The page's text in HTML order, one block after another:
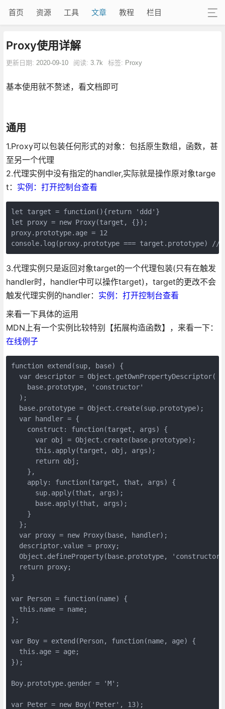
首页 资源 工具 文章 教程 栏目
Proxy使用详解
更新日期: 2020-09-10 阅读: 3.7k 标签: Proxy
基本使用就不赘述，看文档即可
通用
1.Proxy可以包装任何形式的对象：包括原生数组，函数，甚
至另一个代理
2.代理实例中没有指定的handler,实际就是操作原对象targe
t： 实例：打开控制台查看
let target = function(){return 'ddd'}
let proxy = new Proxy(target, {});
proxy.prototype.age = 12
3.代理实例只是返回对象target的一个代理包装(只有在触发
handler时，handler中可以操作target)，target的更改不会
触发代理实例的handler： 实例：打开控制台查看
来看一下具体的运用
MDN上有一个实例比较特别【拓展构造函数】，来看一下：
在线例子
function extend(sup, base) {
  var descriptor = Object.getOwnPropertyDescriptor(
    base.prototype, 'constructor'
  );
  base.prototype = Object.create(sup.prototype);
  var handler = {
    construct: function(target, args) {
      var obj = Object.create(base.prototype);
      this.apply(target, obj, args);
      return obj;
    },
    apply: function(target, that, args) {
      sup.apply(that, args);
      base.apply(that, args);
    }
  };
  var proxy = new Proxy(base, handler);
  descriptor.value = proxy;
Object.defineProperty(base.prototype,
  return proxy;
}
var Person = function(name) {
  this.name = name;
};
var Boy = extend(Person, function(name, age) {
  this.age = age;
});
Boy.prototype.gender = 'M';
var Peter = new Boy('Peter', 13);